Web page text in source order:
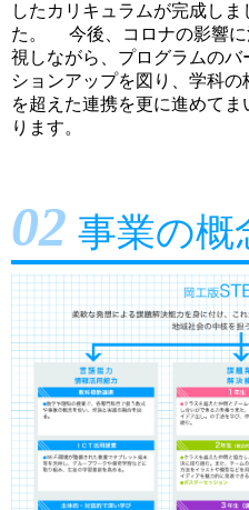
したカリキュラムが完成しま
た。 今後、コロナの影響に
視しながら、プログラムのバ
ションアップを図り、学科の
を超えた連携を更に進めてま
ります。
02 事業